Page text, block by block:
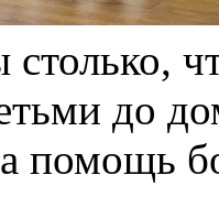
до
помощь